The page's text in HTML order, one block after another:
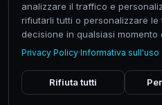
analizzare il traffico e
rifiutarli tutti o personalizzare
decisione in qualsiasi
Privacy Policy·Informativa
Rifiuta tutti